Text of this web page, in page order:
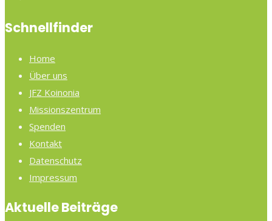
Schnellfinder
Home
Über uns
JFZ Koinonia
Missionszentrum
Spenden
Kontakt
Datenschutz
Impressum
Aktuelle Beiträge